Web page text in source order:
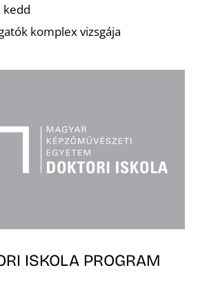
kedd
komplex vizsgája
ISKOLA PROGRAM